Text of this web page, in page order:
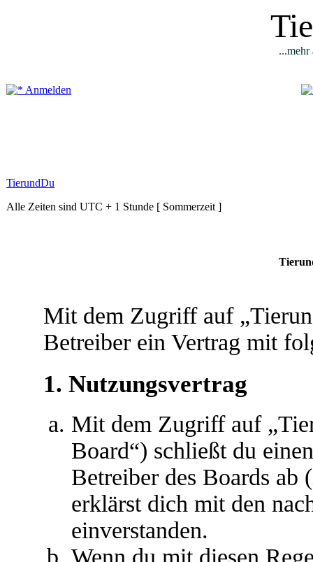
...mehr
Anmelden
TierundDu
Alle Zeiten sind UTC + 1 Stunde [ Sommerzeit ]
Mit dem Zugriff auf
Betreiber ein Vertrag mit
1. Nutzungsvertrag
Mit dem Zugriff auf
Board“) schließt du
Betreiber des Boards ab
erklärst dich mit den
einverstanden.